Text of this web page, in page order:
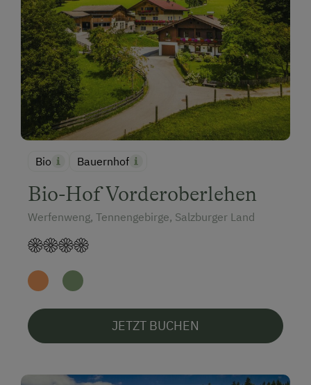
Bio Bauernhof
Bio-Hof Vorderoberlehen
Werfenweng, Tennengebirge, Salzburger Land
JETZT BUCHEN